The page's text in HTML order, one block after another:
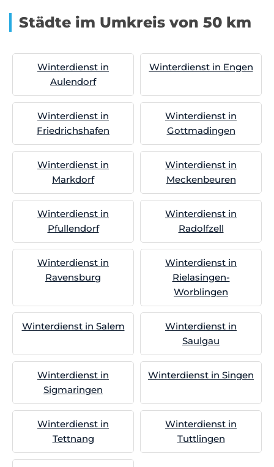
Städte im Umkreis von 50 km
Winterdienst in
Aulendorf
Winterdienst in Engen
Winterdienst in
Friedrichshafen
Winterdienst in
Gottmadingen
Winterdienst in
Markdorf
Winterdienst in
Meckenbeuren
Winterdienst in
Pfullendorf
Winterdienst in
Radolfzell
Winterdienst in
Ravensburg
Winterdienst in
Rielasingen-
Worblingen
Winterdienst in Salem
Winterdienst in
Saulgau
Winterdienst in
Sigmaringen
Winterdienst in Singen
Winterdienst in
Tettnang
Winterdienst in
Tuttlingen